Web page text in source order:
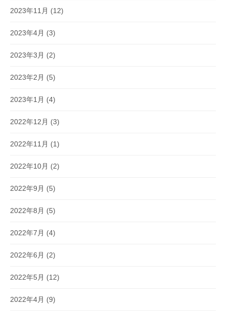
2023年11月 (12)
2023年4月 (3)
2023年3月 (2)
2023年2月 (5)
2023年1月 (4)
2022年12月 (3)
2022年11月 (1)
2022年10月 (2)
2022年9月 (5)
2022年8月 (5)
2022年7月 (4)
2022年6月 (2)
2022年5月 (12)
2022年4月 (9)